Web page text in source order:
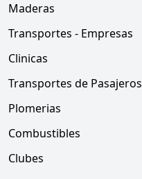
Maderas
Transportes - Empresas
Clinicas
Transportes de Pasajeros
Plomerias
Combustibles
Clubes